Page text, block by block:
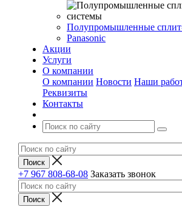
Полупромышленные
Panasonic
Акции
Услуги
О компании
О компании Новости Наши
Реквизиты
Контакты
+7 967 808-68-08 Заказать звонок